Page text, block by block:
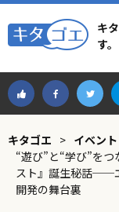
キ
す。
キタゴエ > イベント
“遊び”と“学び”を
スト』誕生秘話──
開発の舞台裏